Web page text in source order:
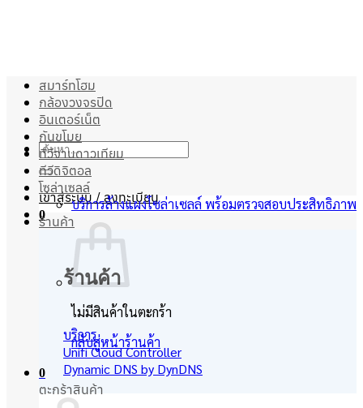
ค้นหา:
เข้าสู่ระบบ / ลงทะเบียน
0
ไม่มีสินค้าในตะกร้า
กลับสู่หน้าร้านค้า
0
ตะกร้าสินค้า
สมาร์ทโฮม
กล้องวงจรปิด
อินเตอร์เน็ต
กันขโมย
ทีวีจานดาวเทียม
ทีวีดิจิตอล
โซล่าเซลล์
บริการล้างแผงโซล่าเซลล์ พร้อมตรวจสอบประสิทธิภาพ
ร้านค้า
ร้านค้า
บริการ
Unifi Cloud Controller
Dynamic DNS by DynDNS